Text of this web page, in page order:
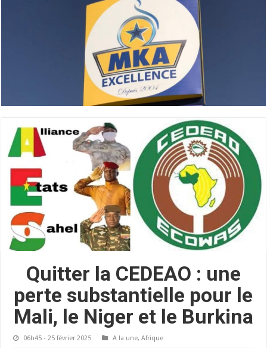
Quitter la CEDEAO : une
perte substantielle pour le
Mali, le Niger et le Burkina
06h45 - 25 février 2025 A la une,Afrique